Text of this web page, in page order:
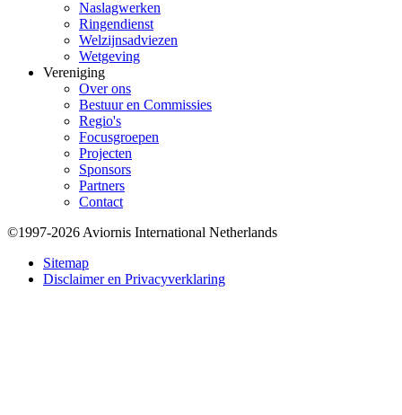
Naslagwerken
Ringendienst
Welzijnsadviezen
Wetgeving
Vereniging
Over ons
Bestuur en Commissies
Regio's
Focusgroepen
Projecten
Sponsors
Partners
Contact
Bottom
©1997-2026 Aviornis International Netherlands
Sitemap
Disclaimer en Privacyverklaring